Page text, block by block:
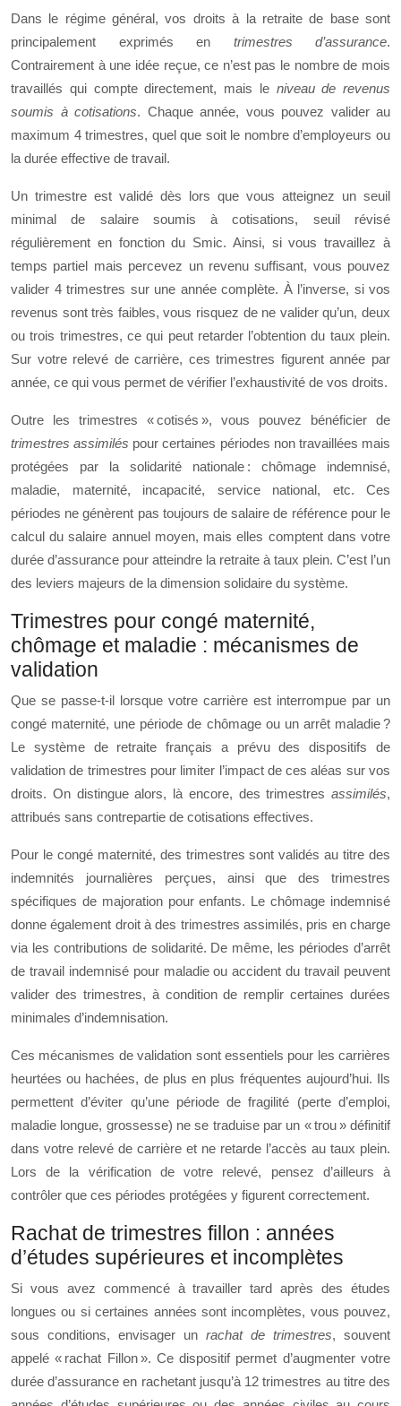
Dans le régime général, vos droits à la retraite de base sont
principalement exprimés en trimestres d’assurance.
Contrairement à une idée reçue, ce n’est pas le nombre de mois
travaillés qui compte directement, mais le niveau de revenus
soumis à cotisations. Chaque année, vous pouvez valider au
maximum 4 trimestres, quel que soit le nombre d’employeurs ou
la durée effective de travail.
Un trimestre est validé dès lors que vous atteignez un seuil
minimal de salaire soumis à cotisations, seuil révisé
régulièrement en fonction du Smic. Ainsi, si vous travaillez à
temps partiel mais percevez un revenu suffisant, vous pouvez
valider 4 trimestres sur une année complète. À l’inverse, si vos
revenus sont très faibles, vous risquez de ne valider qu’un, deux
ou trois trimestres, ce qui peut retarder l’obtention du taux plein.
Sur votre relevé de carrière, ces trimestres figurent année par
année, ce qui vous permet de vérifier l’exhaustivité de vos droits.
Outre les trimestres « cotisés », vous pouvez bénéficier de
trimestres assimilés pour certaines périodes non travaillées mais
protégées par la solidarité nationale : chômage indemnisé,
maladie, maternité, incapacité, service national, etc. Ces
périodes ne génèrent pas toujours de salaire de référence pour le
calcul du salaire annuel moyen, mais elles comptent dans votre
durée d’assurance pour atteindre la retraite à taux plein. C’est l’un
des leviers majeurs de la dimension solidaire du système.
Trimestres pour congé maternité,
chômage et maladie : mécanismes de
validation
Que se passe‑t‑il lorsque votre carrière est interrompue par un
congé maternité, une période de chômage ou un arrêt maladie ?
Le système de retraite français a prévu des dispositifs de
validation de trimestres pour limiter l’impact de ces aléas sur vos
droits. On distingue alors, là encore, des trimestres assimilés,
attribués sans contrepartie de cotisations effectives.
Pour le congé maternité, des trimestres sont validés au titre des
indemnités journalières perçues, ainsi que des trimestres
spécifiques de majoration pour enfants. Le chômage indemnisé
donne également droit à des trimestres assimilés, pris en charge
via les contributions de solidarité. De même, les périodes d’arrêt
de travail indemnisé pour maladie ou accident du travail peuvent
valider des trimestres, à condition de remplir certaines durées
minimales d’indemnisation.
Ces mécanismes de validation sont essentiels pour les carrières
heurtées ou hachées, de plus en plus fréquentes aujourd’hui. Ils
permettent d’éviter qu’une période de fragilité (perte d’emploi,
maladie longue, grossesse) ne se traduise par un « trou » définitif
dans votre relevé de carrière et ne retarde l’accès au taux plein.
Lors de la vérification de votre relevé, pensez d’ailleurs à
contrôler que ces périodes protégées y figurent correctement.
Rachat de trimestres fillon : années
d’études supérieures et incomplètes
Si vous avez commencé à travailler tard après des études
longues ou si certaines années sont incomplètes, vous pouvez,
sous conditions, envisager un rachat de trimestres, souvent
appelé « rachat Fillon ». Ce dispositif permet d’augmenter votre
durée d’assurance en rachetant jusqu’à 12 trimestres au titre des